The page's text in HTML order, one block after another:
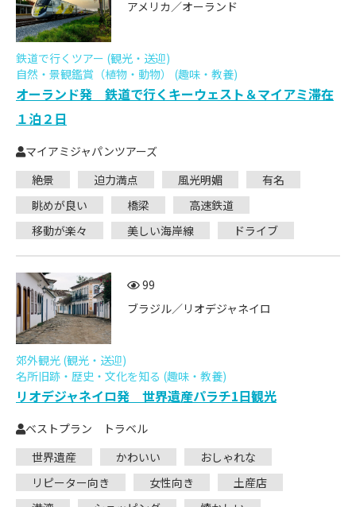
アメリカ／オーランド
鉄道で行くツアー (観光・送迎)
自然・景観鑑賞（植物・動物） (趣味・教養)
オーランド発 鉄道で行くキーウェスト＆マイアミ滞在
１泊２日
マイアミジャパンツアーズ
絶景
迫力満点 風光明媚
有名
眺めが良い
橋梁
高速鉄道
移動が楽々
美しい海岸線 ドライブ
99
ブラジル／リオデジャネイロ
郊外観光 (観光・送迎)
名所旧跡・歴史・文化を知る (趣味・教養)
リオデジャネイロ発 世界遺産パラチ1日観光
ベストプラン トラベル
世界遺産
かわいい
おしゃれな
リピーター向き
女性向き
土産店